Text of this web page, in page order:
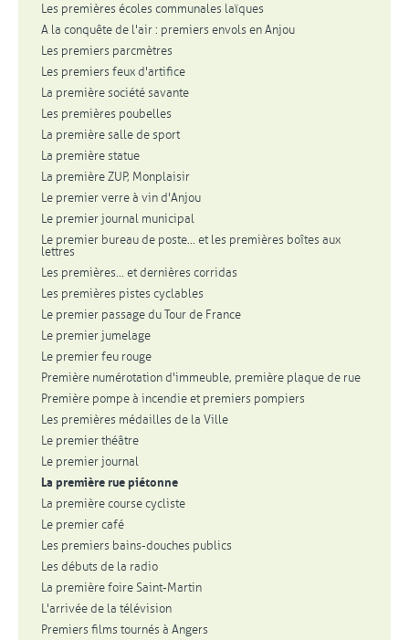
Les premières écoles communales laïques
A la conquête de l'air : premiers envols en Anjou
Les premiers parcmètres
Les premiers feux d'artifice
La première société savante
Les premières poubelles
La première salle de sport
La première statue
La première ZUP, Monplaisir
Le premier verre à vin d'Anjou
Le premier journal municipal
Le premier bureau de poste... et les premières boîtes aux
lettres
Les premières... et dernières corridas
Les premières pistes cyclables
Le premier passage du Tour de France
Le premier jumelage
Le premier feu rouge
Première numérotation d'immeuble, première plaque de rue
Première pompe à incendie et premiers pompiers
Les premières médailles de la Ville
Le premier théâtre
Le premier journal
La première rue piétonne
La première course cycliste
Le premier café
Les premiers bains-douches publics
Les débuts de la radio
La première foire Saint-Martin
L'arrivée de la télévision
Premiers films tournés à Angers